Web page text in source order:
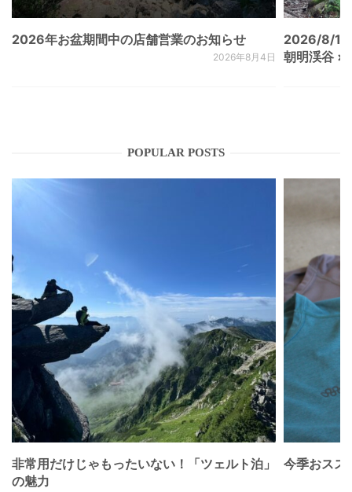
2026年お盆期間中の店舗営業のお知らせ
2026年8月4日
2026/8/
朝明渓谷 ×
POPULAR POSTS
非常用だけじゃもったいない！「ツェルト泊」
の魅力
今季おスス